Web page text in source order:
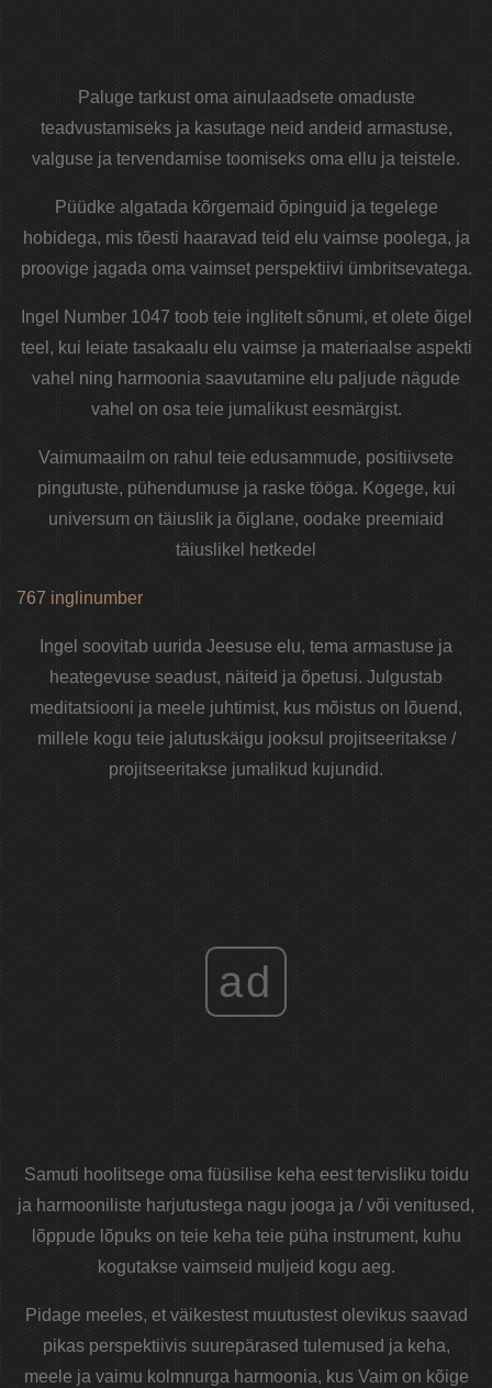
Paluge tarkust oma ainulaadsete omaduste
teadvustamiseks ja kasutage neid andeid armastuse,
valguse ja tervendamise toomiseks oma ellu ja teistele.
Püüdke algatada kõrgemaid õpinguid ja tegelege
hobidega, mis tõesti haaravad teid elu vaimse poolega, ja
proovige jagada oma vaimset perspektiivi ümbritsevatega.
Ingel Number 1047 toob teie inglitelt sõnumi, et olete õigel
teel, kui leiate tasakaalu elu vaimse ja materiaalse aspekti
vahel ning harmoonia saavutamine elu paljude nägude
vahel on osa teie jumalikust eesmärgist.
Vaimumaailm on rahul teie edusammude, positiivsete
pingutuste, pühendumuse ja raske tööga. Kogege, kui
universum on täiuslik ja õiglane, oodake preemiaid
täiuslikel hetkedel
767 inglinumber
Ingel soovitab uurida Jeesuse elu, tema armastuse ja
heategevuse seadust, näiteid ja õpetusi. Julgustab
meditatsiooni ja meele juhtimist, kus mõistus on lõuend,
millele kogu teie jalutuskäigu jooksul projitseeritakse /
projitseeritakse jumalikud kujundid.
ad
Samuti hoolitsege oma füüsilise keha eest tervisliku toidu
ja harmooniliste harjutustega nagu jooga ja / või venitused,
lõppude lõpuks on teie keha teie püha instrument, kuhu
kogutakse vaimseid muljeid kogu aeg.
Pidage meeles, et väikestest muutustest olevikus saavad
pikas perspektiivis suurepärased tulemused ja keha,
meele ja vaimu kolmnurga harmoonia, kus Vaim on kõige